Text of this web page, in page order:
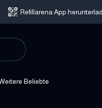
Refillarena App
Beliebte